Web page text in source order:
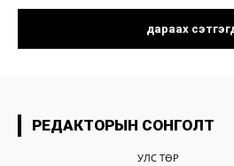
РЕДАКТОРЫН СОНГОЛТ
УЛС ТӨР